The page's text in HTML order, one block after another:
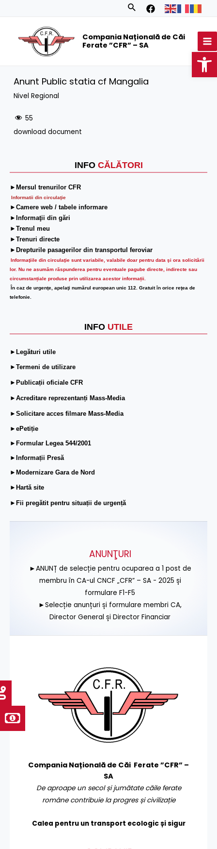
Search
Compania Națională de Căi
Ferate ”CFR” – SA
INFO CĂLĂTORI
►Mersul trenurilor CFR
Informatii din circulaţie
►Camere web / tabele informare
►Informaţii din gări
►Trenul meu
►Trenuri directe
►Drepturile pasagerilor din transportul feroviar
Informaţiile din circulaţie sunt variabile, valabile doar pentru data şi ora solicitării
lor. Nu ne asumăm răspunderea pentru eventuale pagube directe, indirecte sau
circumstanțiale produse prin utilizarea acestor informații.
În caz de urgenţe, apelaţi numărul european unic 112. Gratuit în orice reţea de
telefonie.
INFO UTILE
►Legături utile
►Termeni de utilizare
►Publicații oficiale CFR
►Acreditare reprezentanți Mass-Media
►Solicitare acces filmare Mass-Media
►ePetiție
►Formular Legea 544/2001
►Informații Presă
►Modernizare Gara de Nord
►Hartă site
►Fii pregătit pentru situații de urgență
Anunt Public statia cf Mangalia
Nivel Regional
55
download document
ANUNŢURI
►ANUNȚ de selecție pentru ocuparea a 1 post de
membru în CA-ul CNCF „CFR” – SA - 2025 și
formulare F1-F5
►Selecție anunțuri și formulare membri CA,
Director General și Director Financiar
Compania Națională de Căi Ferate ”CFR” –
SA
De aproape un secol și jumătate căile ferate
române contribuie la progres și civilizație
Calea pentru un transport ecologic și sigur